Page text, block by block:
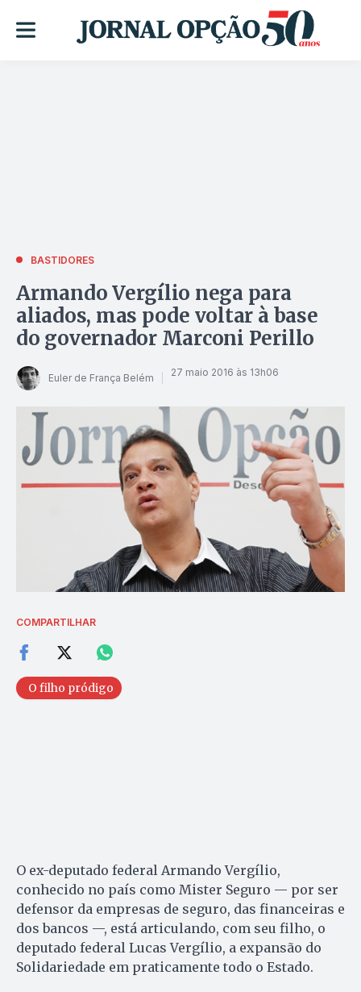
BASTIDORES
Armando Vergílio nega para
aliados, mas pode voltar à base
do governador Marconi Perillo
Euler de França Belém 27 maio 2016 às 13h06
COMPARTILHAR
O filho pródigo
O ex-deputado federal Armando Vergílio,
conhecido no país como Mister Seguro — por ser
defensor da empresas de seguro, das financeiras e
dos bancos —, está articulando, com seu filho, o
deputado federal Lucas Vergílio, a expansão do
So­lidariedade em praticamente todo o Estado.